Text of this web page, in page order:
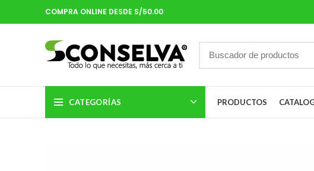
COMPRA ONLINE DESDE S/50.00
CATEGORÍAS PRODUCTOS